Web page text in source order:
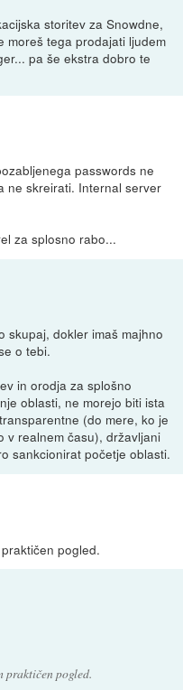
storitev za Snowdne,
moreš tega prodajati ljudem
pa še ekstra dobro te
passwords ne
ne skreirati. Internal server
za splosno rabo...
skupaj, dokler imaš majhno
o tebi.
in orodja za splošno
oblasti, ne morejo biti ista
(do mere, ko je
v realnem času), državljani
sankcionirat početje oblasti.
pogled.
praktičen pogled.